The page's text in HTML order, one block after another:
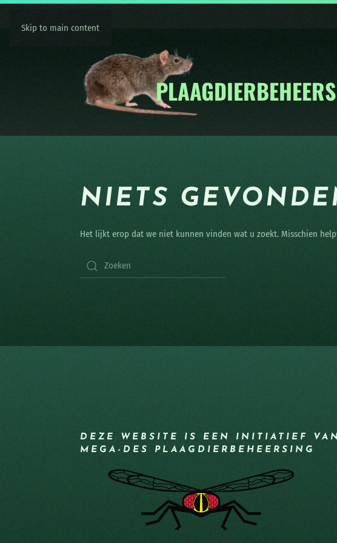
Skip to main content
NIETS
Het lijkt erop dat we niet kunnen vinden wat u zoekt. Misschien
DEZE WEBSITE IS EEN INITIATIEF VAN
MEGA-DES PLAAGDIERBEHEERSING